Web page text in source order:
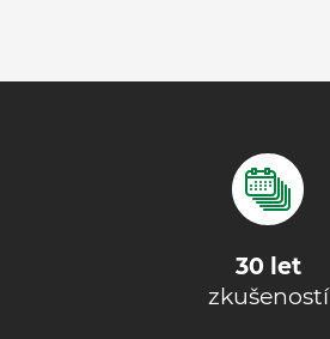
30 let
zkušeností